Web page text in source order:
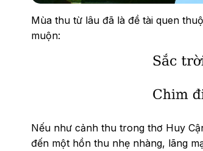
Mùa thu từ lâu đã là đề tài quen
muộn:
Nếu như cảnh thu trong thơ Huy
đến một hồn thu nhẹ nhàng, lãng